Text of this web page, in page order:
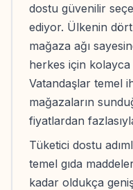
dostu güvenilir
ediyor. Ülkenin
mağaza ağı
herkes için kolayca
Vatandaşlar temel
mağazaların
fiyatlardan
Tüketici dostu
temel gıda
kadar oldukça